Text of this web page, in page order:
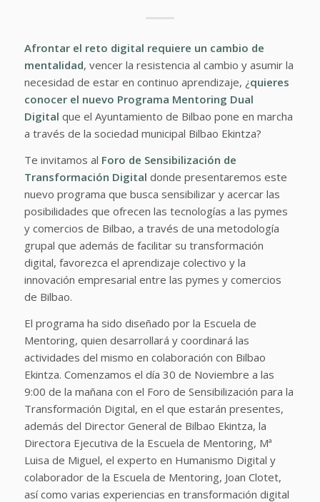
Afrontar el reto digital requiere un cambio de
mentalidad, vencer la resistencia al cambio y asumir la
necesidad de estar en continuo aprendizaje, ¿quieres
conocer el nuevo Programa Mentoring Dual
Digital que el Ayuntamiento de Bilbao pone en marcha
a través de la sociedad municipal Bilbao Ekintza?
Te invitamos al Foro de Sensibilización de
Transformación Digital donde presentaremos este
nuevo programa que busca sensibilizar y acercar las
posibilidades que ofrecen las tecnologías a las pymes
y comercios de Bilbao, a través de una metodología
grupal que además de facilitar su transformación
digital, favorezca el aprendizaje colectivo y la
innovación empresarial entre las pymes y comercios
de Bilbao.
El programa ha sido diseñado por la Escuela de
Mentoring, quien desarrollará y coordinará las
actividades del mismo en colaboración con Bilbao
Ekintza. Comenzamos el día 30 de Noviembre a las
9:00 de la mañana con el Foro de Sensibilización para la
Transformación Digital, en el que estarán presentes,
además del Director General de Bilbao Ekintza, la
Directora Ejecutiva de la Escuela de Mentoring, Mª
Luisa de Miguel, el experto en Humanismo Digital y
colaborador de la Escuela de Mentoring, Joan Clotet,
así como varias experiencias en transformación digital